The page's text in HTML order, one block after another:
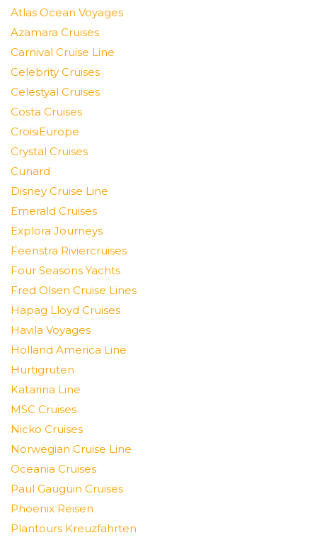
Atlas Ocean Voyages
Azamara Cruises
Carnival Cruise Line
Celebrity Cruises
Celestyal Cruises
Costa Cruises
CroisiEurope
Crystal Cruises
Cunard
Disney Cruise Line
Emerald Cruises
Explora Journeys
Feenstra Riviercruises
Four Seasons Yachts
Fred Olsen Cruise Lines
Hapag Lloyd Cruises
Havila Voyages
Holland America Line
Hurtigruten
Katarina Line
MSC Cruises
Nicko Cruises
Norwegian Cruise Line
Oceania Cruises
Paul Gauguin Cruises
Phoenix Reisen
Plantours Kreuzfahrten